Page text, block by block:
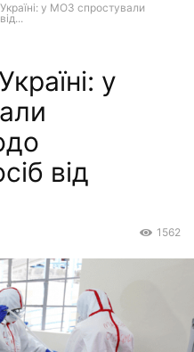
у МОЗ спростували
у
від
1562